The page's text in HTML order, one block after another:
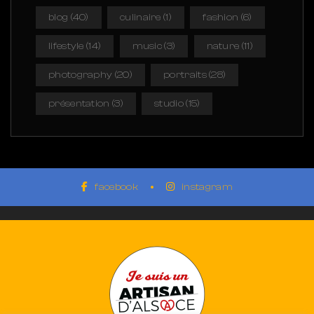
blog (40) culinaire (1) fashion (6)
lifestyle (14) music(3) nature (11)
photography (20) portraits(28)
présentation (3) studio(15)
facebook instagram